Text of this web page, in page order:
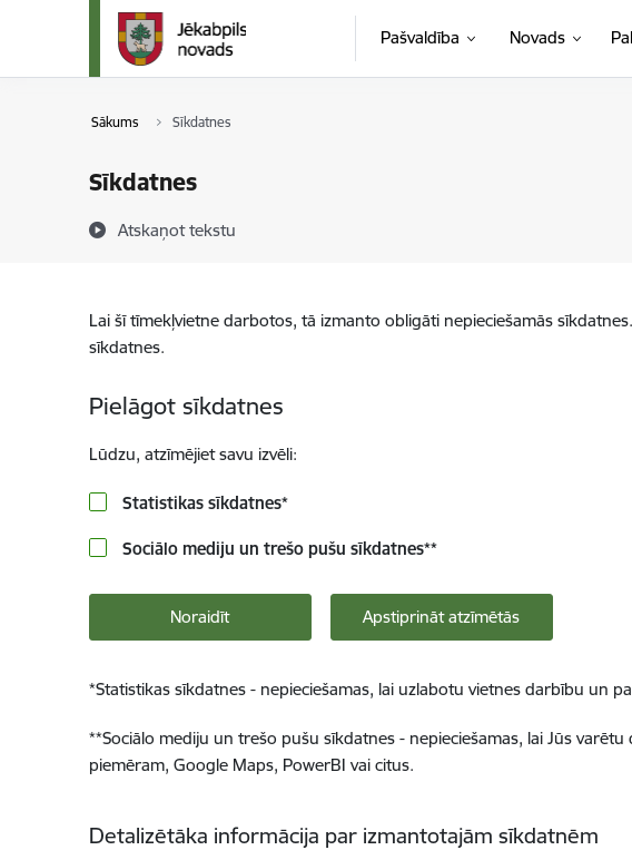
Pāriet uz lapas saturu
Pašvaldība Novads
Sākums Sīkdatnes
Sīkdatnes
Atskaņot tekstu
Lai šī tīmekļvietne darbotos, tā izmanto obligāti nepieciešamās
sīkdatnes.
Pielāgot sīkdatnes
Lūdzu, atzīmējiet savu izvēli:
Statistikas sīkdatnes*
Sociālo mediju un trešo pušu sīkdatnes**
Noraidīt Apstiprināt atzīmētās
*Statistikas sīkdatnes - nepieciešamas, lai uzlabotu vietnes darbību un
**Sociālo mediju un trešo pušu sīkdatnes - nepieciešamas, lai Jūs
piemēram, Google Maps, PowerBI vai citus.
Detalizētāka informācija par izmantotajām sīkdatnēm